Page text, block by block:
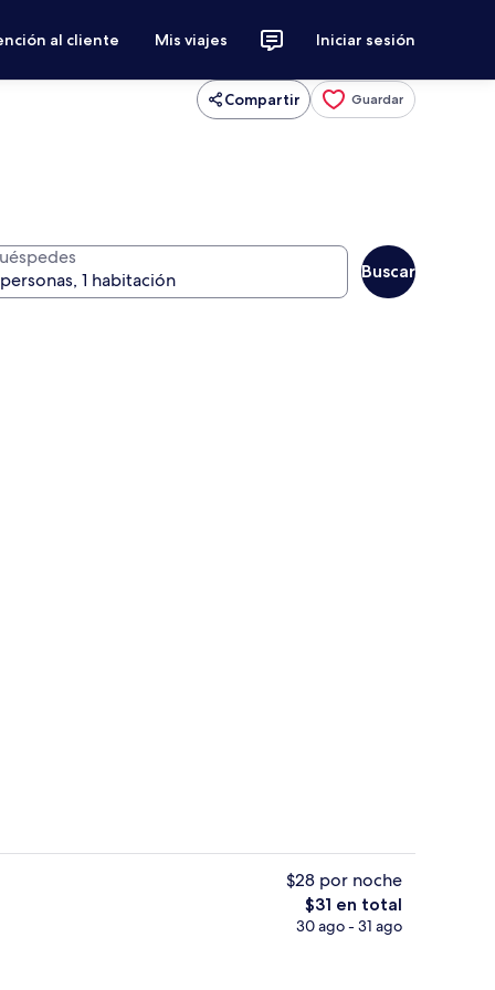
al cliente Mis viajes Iniciar sesión
Compartir Guardar
Buscar
$28 por noche
El
precio
$31 en total
30 ago - 31 ago